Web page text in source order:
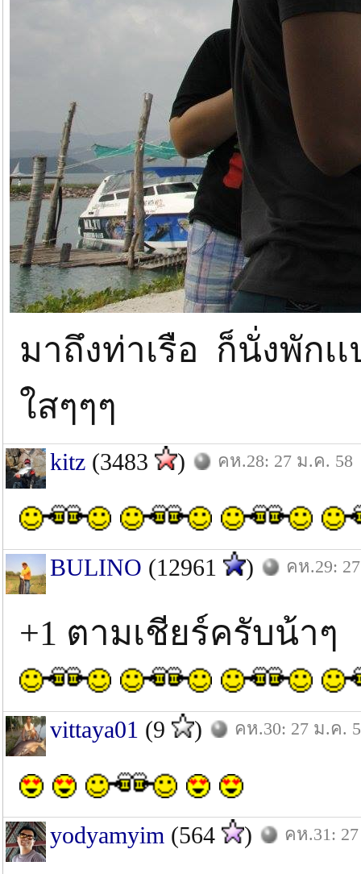
มาถึงท่าเรือ ก็นั่งพักเ
ใสๆๆๆ
kitz (3483 ) คห.28: 27 ม.ค. 58
BULINO (12961 ) คห.29:
+1 ตามเชียร์ครับน้าๆ
vittaya01 (9 ) คห.30: 27 ม.ค.
yodyamyim (564 ) คห.31: